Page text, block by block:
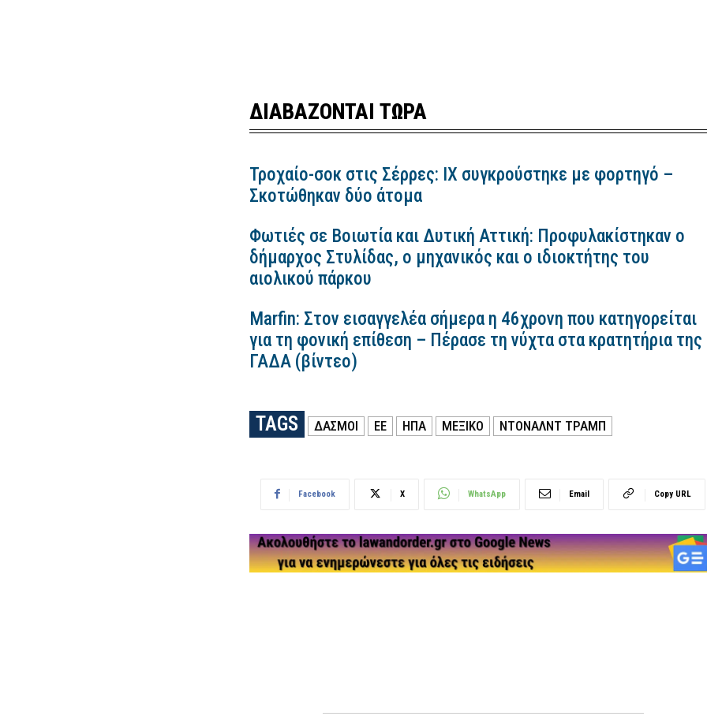
ΔΙΑΒΑΖΟΝΤΑΙ ΤΩΡΑ
Τροχαίο-σοκ στις Σέρρες: ΙΧ συγκρούστηκε με φορτηγό –
Σκοτώθηκαν δύο άτομα
Φωτιές σε Βοιωτία και Δυτική Αττική: Προφυλακίστηκαν ο
δήμαρχος Στυλίδας, ο μηχανικός και ο ιδιοκτήτης του
αιολικού πάρκου
Marfin: Στον εισαγγελέα σήμερα η 46χρονη που κατηγορείται
για τη φονική επίθεση – Πέρασε τη νύχτα στα κρατητήρια της
ΓΑΔΑ (βίντεο)
TAGS ΔΑΣΜΟΊ ΕΕ ΗΠΑ ΜΕΞΙΚΌ ΝΤΟΝΑΛΝΤ ΤΡΑΜΠ
Facebook X WhatsApp Email Copy URL